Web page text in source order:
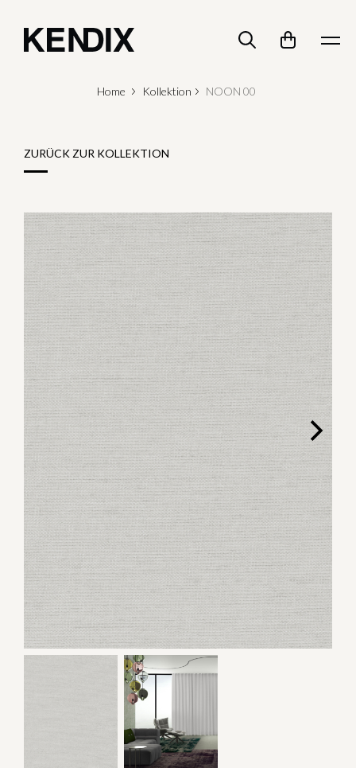
Home Kollektion NOON 00
ZURÜCK ZUR KOLLEKTION